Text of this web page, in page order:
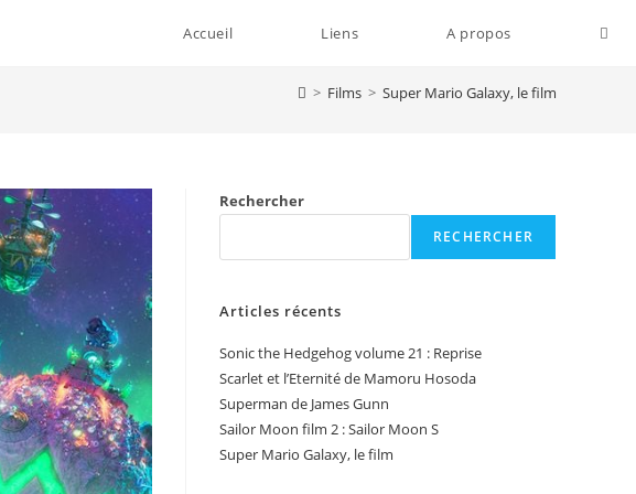
Accueil Liens A propos
> Films > Super Mario Galaxy, le film
Rechercher
RECHERCHER
Articles récents
Sonic the Hedgehog volume 21 : Reprise
Scarlet et l’Eternité de Mamoru Hosoda
Superman de James Gunn
Sailor Moon film 2 : Sailor Moon S
Super Mario Galaxy, le film